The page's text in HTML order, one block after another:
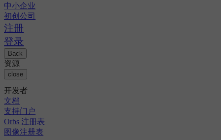
中小企业
初创公司
注册
登录
Back
资源
close
开发者
文档
支持门户
Orbs 注册表
图像注册表